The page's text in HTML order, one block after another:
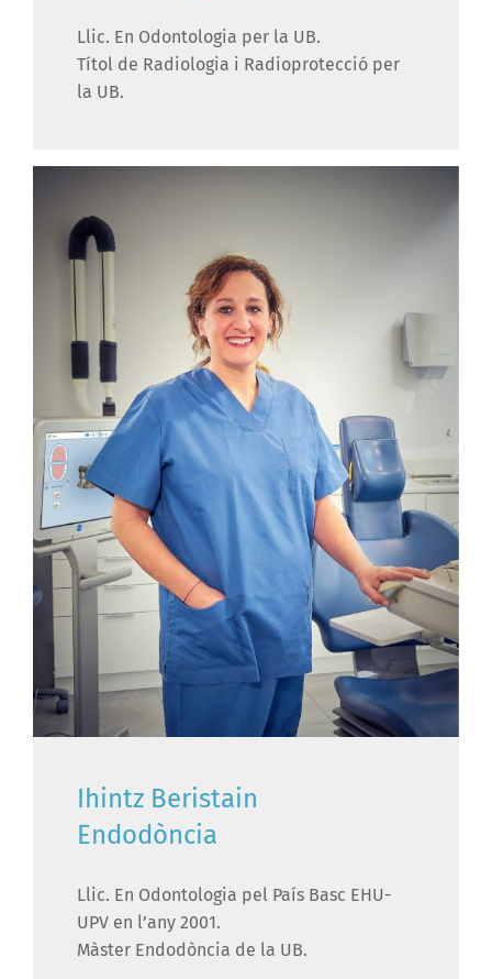
Llic. En Odontologia per la UB.
Títol de Radiologia i Radioprotecció per
la UB.
Ihintz Beristain
Endodòncia
Llic. En Odontologia pel País Basc EHU-
UPV en l’any 2001.
Màster Endodòncia de la UB.